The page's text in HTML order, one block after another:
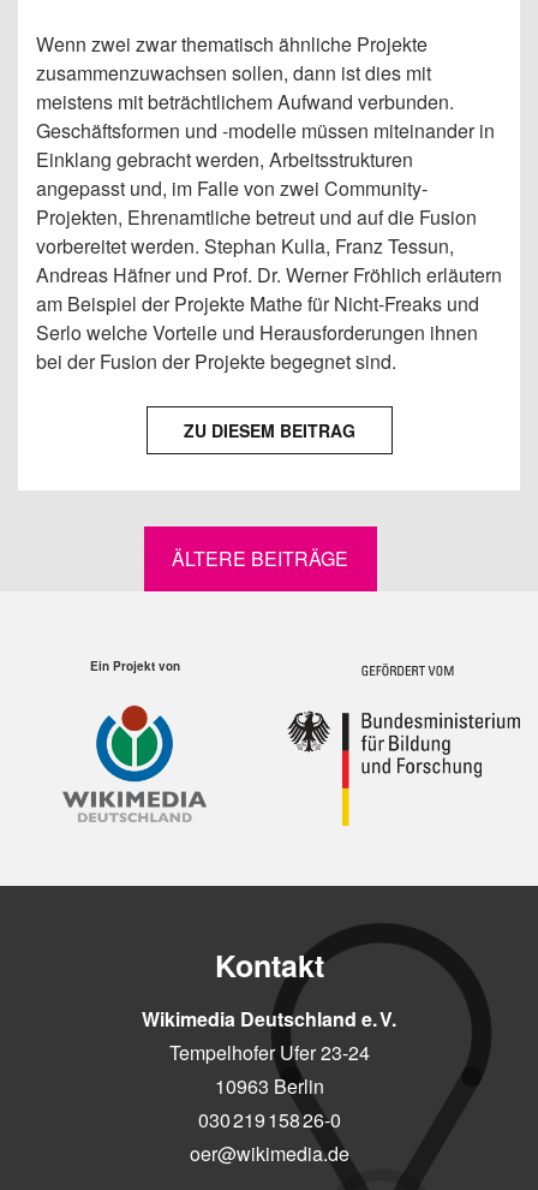
Wenn zwei zwar thematisch ähnliche Projekte
zusammenzuwachsen sollen, dann ist dies mit
meistens mit beträchtlichem Aufwand verbunden.
Geschäftsformen und -modelle müssen miteinander in
Einklang gebracht werden, Arbeitsstrukturen
angepasst und, im Falle von zwei Community-
Projekten, Ehrenamtliche betreut und auf die Fusion
vorbereitet werden. Stephan Kulla, Franz Tessun,
Andreas Häfner und Prof. Dr. Werner Fröhlich erläutern
am Beispiel der Projekte Mathe für Nicht-Freaks und
Serlo welche Vorteile und Herausforderungen ihnen
bei der Fusion der Projekte begegnet sind.
ZU DIESEM BEITRAG
ÄLTERE BEITRÄGE
Ein Projekt von
Kontakt
Wikimedia Deutschland e. V.
Tempelhofer Ufer 23-24
10963 Berlin
030 219 158 26-0
oer@wikimedia.de